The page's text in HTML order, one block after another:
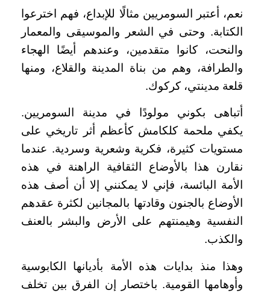
نعم، أعتبر السومريين مثالًا للإبداع، فهم اخترعوا
الكتابة. وحتى في الشعر والموسيقى والمعمار
والنحت، كانوا متقدمين، وعندهم أيضًا الهجاء
والطرافة، وهم من بناة المدينة والقلاع، ومنها
قلعة مدينتي، كركوك.
أتباهى بكوني مولودًا في مدينة السومريين.
يكفي ملحمة كلكامش كأعظم أثر تاريخي على
مستويات كثيرة، فكرية وشعرية وسردية. عندما
نقارن هذا بالأوضاع الثقافية الراهنة في هذه
الأمة البائسة، فإني لا يمكنني إلا أن أصف هذه
الأوضاع بالجنون وقادتها بالمجانين لكثرة عقدهم
النفسية وهيمنتهم على الأرض والبشر بالعنف
والكذب.
وهذا منذ بدايات هذه الأمة بأديانها الكابوسية
وأوهامها القومية. باختصار إن الفرق بين تخلف